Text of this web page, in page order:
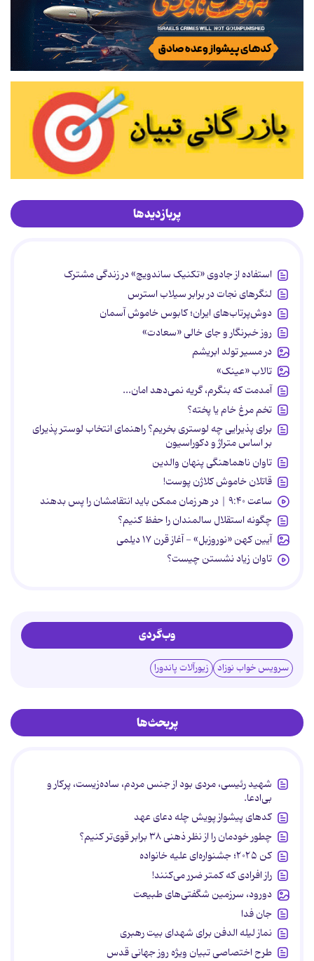
پربازدیدها
استفاده از جادوی «تکنیک ساندویچ» در زندگی مشترک
لنگرهای نجات در برابر سیلاب استرس
دوش‌پرتاب‌های ایران؛ کابوس خاموش آسمان
روز خبرنگار و جای خالی «سعادت»
در مسیر تولد ابریشم
تالاب «عینک»
آمدمت که بنگرم، گریه نمی‌دهد امان...
تخم مرغ خام یا پخته؟
برای پذیرایی چه لوستری بخریم؟ راهنمای انتخاب لوستر پذیرای
بر اساس متراژ و دکوراسیون
تاوان ناهماهنگی پنهان والدین
قاتلان خاموش کلاژن پوست!
ساعت ۹:۴۰ | در هر زمان ممکن باید انتقامشان را پس بدهند
چگونه استقلال سالمندان را حفظ کنیم؟
آیین کهن «نوروزبل» - آغاز قرن ۱۷ دیلمی
تاوان زیاد نشستن چیست؟
وب‌گردی
سرویس خواب نوزاد زیورآلات پاندورا
پربحث‌ها
شهید رئیسی، مردی بود از جنس مردم، ساده‌زیست، پرکار و
بی‌ادعا.
کدهای پیشواز پویش چله دعای عهد
چطور خودمان را از نظر ذهنی ۳۸ برابر قوی‌تر کنیم؟
کن ۲۰۲۵؛ جشنواره‌ای علیه خانواده
راز افرادی که کمتر ضرر می‌کنند!
دورود، سرزمین شگفتی‌های طبیعت
جان فدا
نماز لیله الدفن برای شهدای بیت رهبری
طرح اختصاصی تبیان ویژه روز جهانی قدس